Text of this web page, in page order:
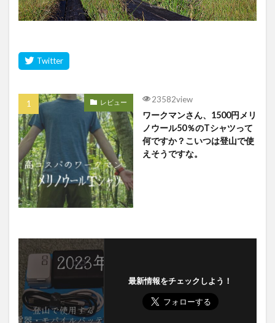
レビュー 23582view
ワークマンさん、1500円メリ
ノウール50％のTシャツって
何ですか？こいつは登山で使
えそうですな。
最新情報をチェックしよう！